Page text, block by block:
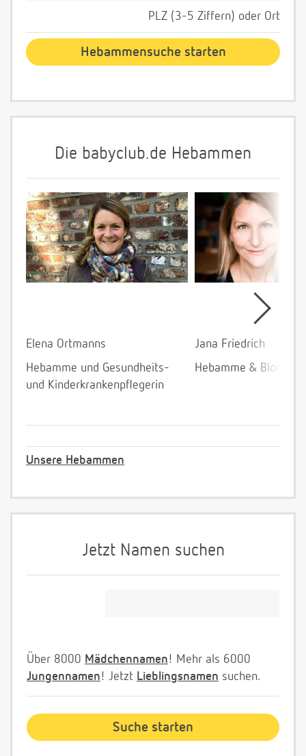
PLZ (3-5 Ziffern) oder Ort
Die babyclub.de Hebammen
Elena Ortmanns
Hebamme und Gesundheits-
und Kinderkrankenpflegerin
Jana Friedrich
Hebamme &
Unsere Hebammen
Jetzt Namen suchen
Über 8000 Mädchennamen! Mehr als 6000
Jungennamen! Jetzt Lieblingsnamen suchen.